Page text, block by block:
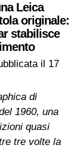
Leica
originale:
stabilisce
il 17
di
1960, una
quasi
tre volte la